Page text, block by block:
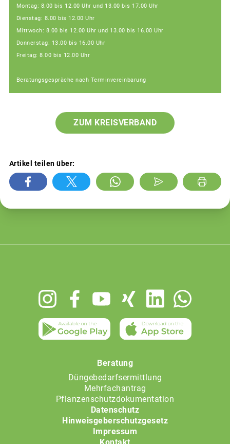
Montag: 8.00 bis 12.00 Uhr und 13.00 bis 17.00 Uhr
Dienstag: 8.00 bis 12.00 Uhr
Mittwoch: 8.00 bis 12.00 Uhr und 13.00 bis 16.00 Uhr
Donnerstag: 13.00 bis 16.00 Uhr
Freitag: 8.00 bis 12.00 Uhr
Beratungsgespräche nach Terminvereinbarung
ZUM KREISVERBAND
Artikel teilen über:
Beratung
Düngebedarfsermittlung
Mehrfachantrag
Pflanzenschutzdokumentation
Datenschutz
Hinweisgeberschutzgesetz
Impressum